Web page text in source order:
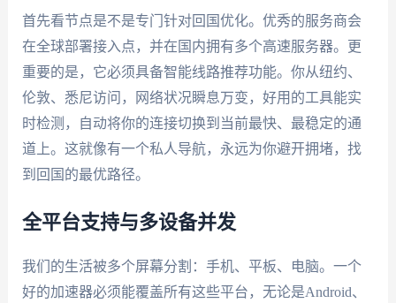
首先看节点是不是专门针对回国优化。优秀的服务商会
在全球部署接入点，并在国内拥有多个高速服务器。更
重要的是，它必须具备智能线路推荐功能。你从纽约、
伦敦、悉尼访问，网络状况瞬息万变，好用的工具能实
时检测，自动将你的连接切换到当前最快、最稳定的通
道上。这就像有一个私人导航，永远为你避开拥堵，找
到回国的最优路径。
全平台支持与多设备并发
我们的生活被多个屏幕分割：手机、平板、电脑。一个
好的加速器必须能覆盖所有这些平台，无论是Android、